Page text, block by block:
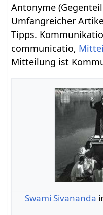
Antonyme
Umfangreicher
Tipps.
communicatio,
Mitteilung ist
Swami Sivananda